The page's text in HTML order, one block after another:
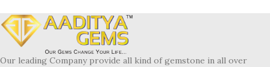
Our leading Company provide all kind of gemstone in all over